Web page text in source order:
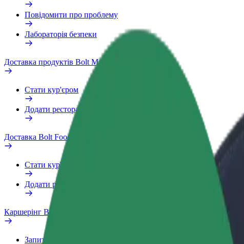
Повідомити про проблему
Лабораторія безпеки
Доставка продуктів Bolt Market
Стати кур'єром
Додати ресторан чи крамницю
Доставка Bolt Food
Стати кур'єром
Додати ресторан чи крамницю
Каршерінг Bolt Drive
Запитання та відповіді